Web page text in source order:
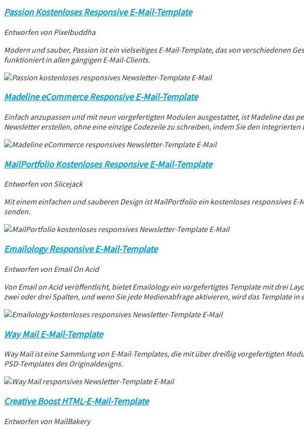
Passion Kostenloses Responsive E-Mail-Template
Entworfen von Pixelbuddha
Modern und sauber, Passion ist ein vielseitiges E-Mail-Template, das von verschiedenen
funktioniert in allen gängigen E-Mail-Clients.
Madeline eCommerce Responsive E-Mail-Template
Einfach anzupassen und mit neun vorgefertigten Modulen ausgestattet, ist Madeline das
Newsletter erstellen, ohne eine einzige Codezeile zu schreiben, indem Sie den integrierten
MailPortfolio Kostenloses Responsive E-Mail-Template
Entworfen von Slicejack
Mit einem einfachen und sauberen Design ist MailPortfolio ein kostenloses responsives
senden.
Emailology Responsive E-Mail-Template
Entworfen von Email On Acid
Von Email on Acid veröffentlicht, bietet Emailology ein vorgefertigtes Template mit drei
zwei oder drei Spalten, und wenn Sie jede Medienabfrage aktivieren, wird das Template
Way Mail E-Mail-Template
Way Mail ist eine Sammlung von E-Mail-Templates, die mit über dreißig vorgefertigten
PSD-Templates des Originaldesigns.
Creative Boost HTML-E-Mail-Template
Entworfen von MailBakery